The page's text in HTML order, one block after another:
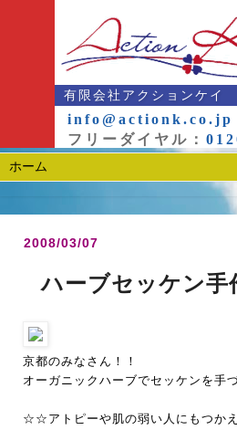
有限会社アクションケイ
info@actionk.co.jp
フリーダイヤル：
2008/03/07
ハーブセッケン手
京都のみなさん！！
オーガニックハーブでセッケンを手
☆☆アトピーや肌の弱い人にもつかえ